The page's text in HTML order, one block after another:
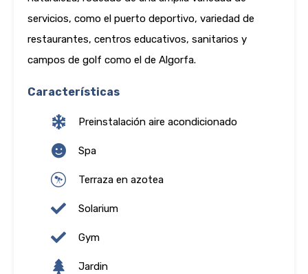
servicios, como el puerto deportivo, variedad de
restaurantes, centros educativos, sanitarios y
campos de golf como el de Algorfa.
Características
Preinstalación aire acondicionado
Spa
Terraza en azotea
Solarium
Gym
Jardin